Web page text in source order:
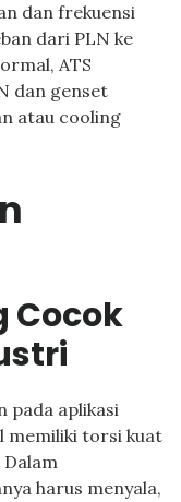
dan frekuensi
dari PLN ke
ATS
dan genset
atau cooling
Cocok
pada aplikasi
memiliki torsi kuat
harus menyala,